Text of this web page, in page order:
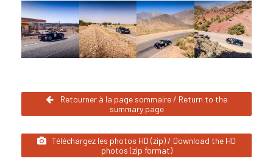
Retourner à la page sommaire / Return to the
summary page
Téléchargez les photos HD (zip) / Download the HD
photos (zip format)